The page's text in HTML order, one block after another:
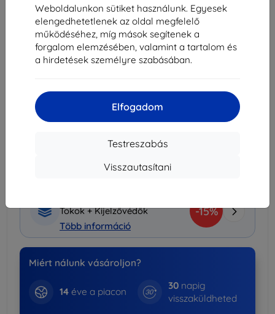
Weboldalunkon sütiket használunk. Egyesek
elengedhetetlenek az oldal megfelelő
működéséhez, míg mások segítenek a
forgalom elemzésében, valamint a tartalom és
a hirdetések személyre szabásában.
Elfogadom
Testreszabás
Visszautasítani
Kosárba
Mennyiségi kedvezmények
3db+
2 966 Ft/db
Szállítás holnap - 10. augusztus
Szállítási költség-tól990 Ft
Tokok + Kijelzővédők
Több információ
-15%
Miért nálunk vásároljon?
14éve a piacon
30 napig
visszaküldheted